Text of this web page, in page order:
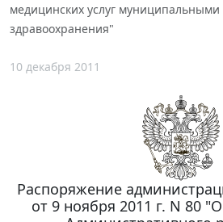
медицинских услуг
здравоохранения"
10 декабря 2011
Распоряжение
от 9 ноября 2011 г. N 80